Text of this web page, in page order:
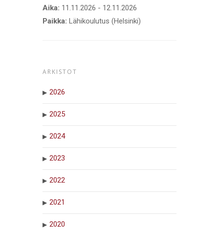
Aika: 11.11.2026 - 12.11.2026
Paikka: Lähikoulutus (Helsinki)
ARKISTOT
2026
2025
2024
2023
2022
2021
2020